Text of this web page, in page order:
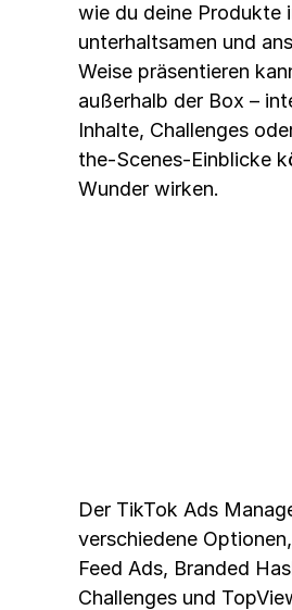
wie du deine Produkte
unterhaltsamen und
Weise präsentieren
außerhalb der Box –
Inhalte, Challenges
the-Scenes-Einblicke
Wunder wirken.
Der TikTok Ads
verschiedene
Feed Ads, Branded
Challenges und